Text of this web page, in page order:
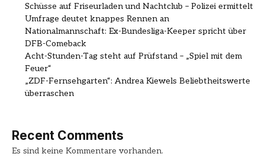
Schüsse auf Friseurladen und Nachtclub – Polizei ermittelt
Umfrage deutet knappes Rennen an
Nationalmannschaft: Ex-Bundesliga-Keeper spricht über
DFB-Comeback
Acht-Stunden-Tag steht auf Prüfstand – „Spiel mit dem
Feuer“
„ZDF-Fernsehgarten“: Andrea Kiewels Beliebtheitswerte
überraschen
Recent Comments
Es sind keine Kommentare vorhanden.